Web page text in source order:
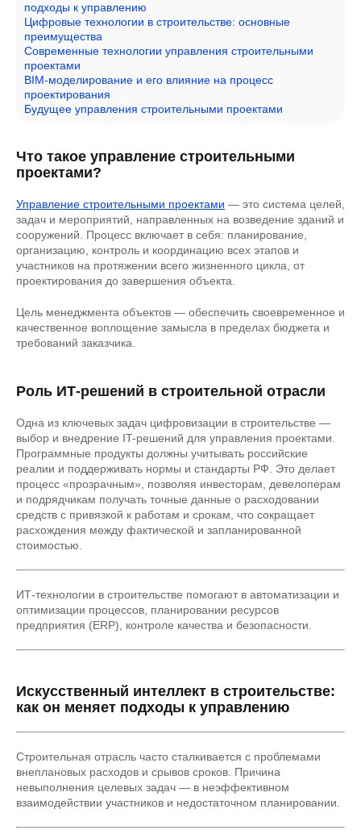
подходы к управлению
Цифровые технологии в строительстве: основные
преимущества
Современные технологии управления строительными
проектами
BIM-моделирование и его влияние на процесс
проектирования
Будущее управления строительными проектами
Что такое управление строительными
проектами?
Управление строительными проектами — это система целей,
задач и мероприятий, направленных на возведение зданий и
сооружений. Процесс включает в себя: планирование,
организацию, контроль и координацию всех этапов и
участников на протяжении всего жизненного цикла, от
проектирования до завершения объекта.
Цель менеджмента объектов — обеспечить своевременное и
качественное воплощение замысла в пределах бюджета и
требований заказчика.
Роль ИТ-решений в строительной отрасли
Одна из ключевых задач цифровизации в строительстве —
выбор и внедрение IT-решений для управления проектами.
Программные продукты должны учитывать российские
реалии и поддерживать нормы и стандарты РФ. Это делает
процесс «прозрачным», позволяя инвесторам, девелоперам
и подрядчикам получать точные данные о расходовании
средств с привязкой к работам и срокам, что сокращает
расхождения между фактической и запланированной
стоимостью.
ИТ-технологии в строительстве помогают в автоматизации и
оптимизации процессов, планировании ресурсов
предприятия (ERP), контроле качества и безопасности.
Искусственный интеллект в строительстве:
как он меняет подходы к управлению
Строительная отрасль часто сталкивается с проблемами
внеплановых расходов и срывов сроков. Причина
невыполнения целевых задач — в неэффективном
взаимодействии участников и недостаточном планировании.